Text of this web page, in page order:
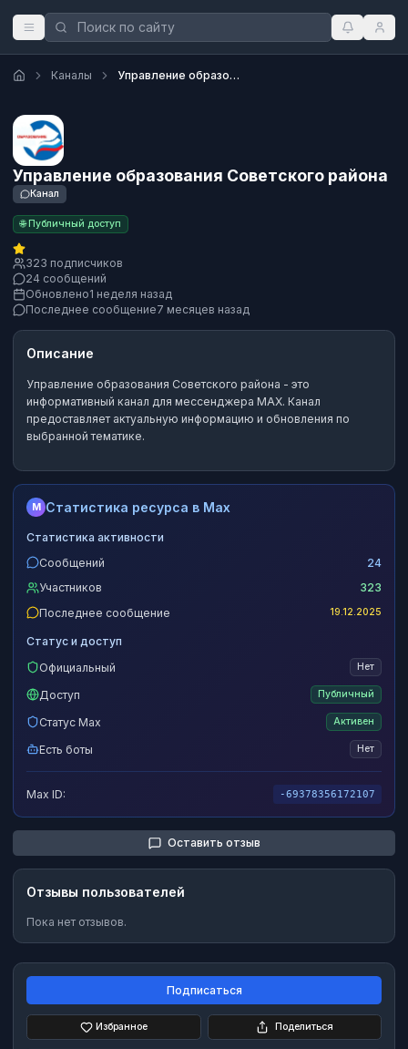
Каналы Управление образования Советского района
Управление образования Советского района
Канал
🌐 Публичный доступ
323 подписчиков
24 сообщений
Обновлено1 неделя назад
Последнее сообщение7 месяцев назад
Описание
Управление образования Советского района - это
информативный канал для мессенджера MAX. Канал
предоставляет актуальную информацию и обновления по
выбранной тематике.
M Статистика ресурса в Max
Статистика активности
Сообщений
24
Участников
323
Последнее сообщение
19.12.2025
Статус и доступ
Официальный
Нет
Доступ Публичный
Статус Max Активен
Есть боты Нет
Max ID: -69378356172107
Оставить отзыв
Отзывы пользователей
Пока нет отзывов.
Подписаться
Избранное Поделиться